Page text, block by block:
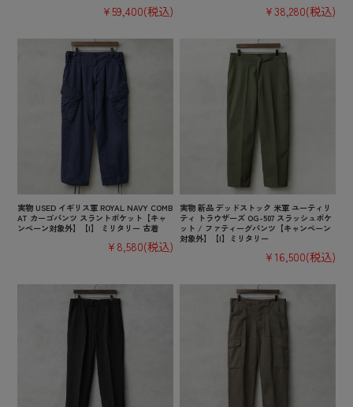
¥59,400(税込) ¥38,280(税込)
実物 USED イギリス軍 ROYAL NAVY COMB
AT カーゴパンツ スラントポケット【キャ
ンペーン対象外】【I】 ミリタリー 古着
¥8,580(税込)
実物 新品 デッドストック 米軍 ユーティリ
ティ トラウザーズ OG-507 スラッシュポケ
ット / ファティーグパンツ【キャンペーン
対象外】【I】ミリタリー
¥16,500(税込)